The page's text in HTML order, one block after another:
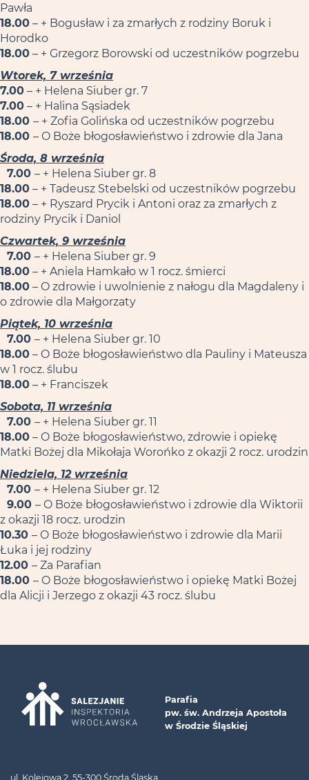
Pawła
18.00 – + Bogusław i za zmarłych z rodziny Boruk i
Horodko
18.00 – + Grzegorz Borowski od uczestników pogrzebu
Wtorek, 7 września
7.00 – + Helena Siuber gr. 7
7.00 – + Halina Sąsiadek
18.00 – + Zofia Golińska od uczestników pogrzebu
18.00 – O Boże błogosławieństwo i zdrowie dla Jana
Środa, 8 września
7.00 – + Helena Siuber gr. 8
18.00 – + Tadeusz Stebelski od uczestników pogrzebu
18.00 – + Ryszard Prycik i Antoni oraz za zmarłych z
rodziny Prycik i Daniol
Czwartek, 9 września
7.00 – + Helena Siuber gr. 9
18.00 – + Aniela Hamkało w 1 rocz. śmierci
18.00 – O zdrowie i uwolnienie z nałogu dla Magdaleny i
o zdrowie dla Małgorzaty
Piątek, 10 września
7.00 – + Helena Siuber gr. 10
18.00 – O Boże błogosławieństwo dla Pauliny i Mateusza
w 1 rocz. ślubu
18.00 – + Franciszek
Sobota, 11 września
7.00 – + Helena Siuber gr. 11
18.00 – O Boże błogosławieństwo, zdrowie i opiekę
Matki Bożej dla Mikołaja Worońko z okazji 2 rocz. urodzin
Niedziela, 12 września
7.00 – + Helena Siuber gr. 12
9.00 – O Boże błogosławieństwo i zdrowie dla Wiktorii
z okazji 18 rocz. urodzin
10.30 – O Boże błogosławieństwo i zdrowie dla Marii
Łuka i jej rodziny
12.00 – Za Parafian
18.00 – O Boże błogosławieństwo i opiekę Matki Bożej
dla Alicji i Jerzego z okazji 43 rocz. ślubu
Parafia
pw. św. Andrzeja Apostoła
w Środzie Śląskiej
ul. Kolejowa 2, 55-300 Środa Śląska